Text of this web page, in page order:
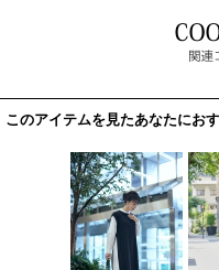
このアイテムを見たあなたにお